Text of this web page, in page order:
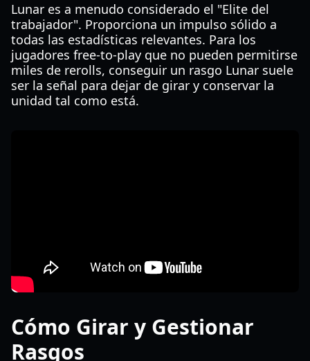
Lunar es a menudo considerado el "Elite del
trabajador". Proporciona un impulso sólido a
todas las estadísticas relevantes. Para los
jugadores free-to-play que no pueden permitirse
miles de rerolls, conseguir un rasgo Lunar suele
ser la señal para dejar de girar y conservar la
unidad tal como está.
Cómo Girar y Gestionar
Rasgos